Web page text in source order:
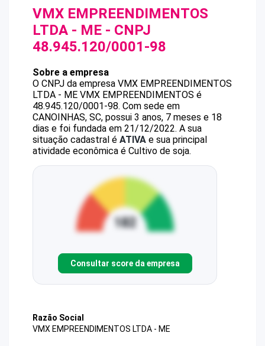
VMX EMPREENDIMENTOS
LTDA - ME - CNPJ
48.945.120/0001-98
Sobre a empresa
O CNPJ da empresa VMX EMPREENDIMENTOS
LTDA - ME VMX EMPREENDIMENTOS é
48.945.120/0001-98. Com sede em
CANOINHAS, SC, possui 3 anos, 7 meses e 18
dias e foi fundada em 21/12/2022. A sua
situação cadastral é ATIVA e sua principal
atividade econômica é Cultivo de soja.
Consultar score da empresa
Razão Social
VMX EMPREENDIMENTOS LTDA - ME